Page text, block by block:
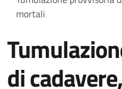
mortali
di